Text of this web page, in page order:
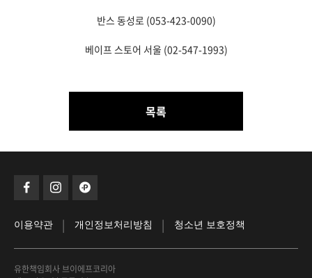
반스 동성로 (053-423-0090)
베이프 스토어 서울 (02-547-1993)
목록
이용약관 | 개인정보처리방침 | 청소년 보호정책
유한책임회사 브이에프코리아